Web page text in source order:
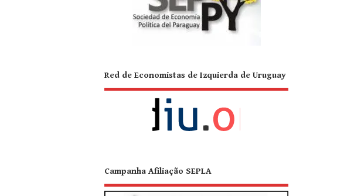
Red de Economistas de Izquierda de Uruguay
Campanha Afiliação SEPLA